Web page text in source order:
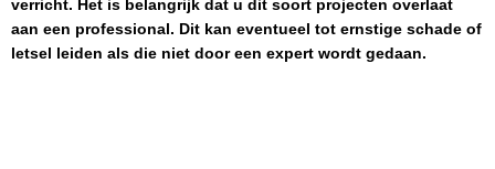
verricht. Het is belangrijk dat u dit soort projecten overlaat
aan een professional. Dit kan eventueel tot ernstige schade of
letsel leiden als die niet door een expert wordt gedaan.